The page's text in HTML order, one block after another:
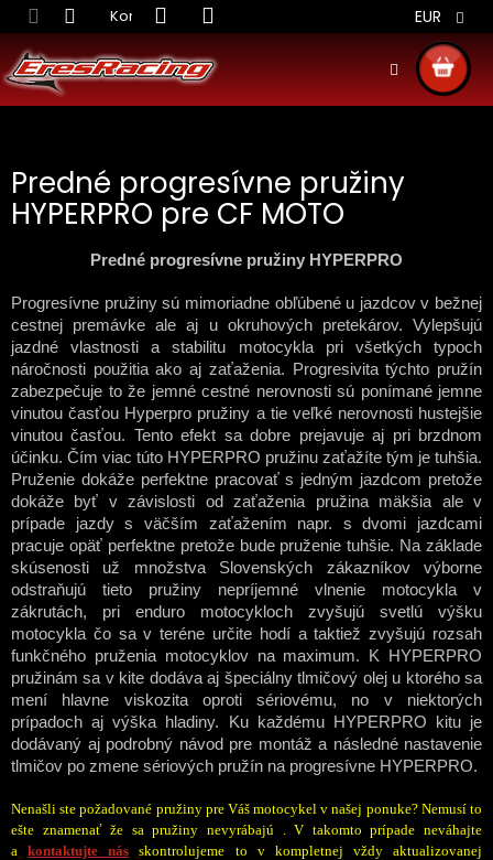
Prejsť
na
obsah
Kontakt Obchodné podmienky Doprava
EUR
KOŠÍK
Predné progresívne pružiny
HYPERPRO pre CF MOTO
Predné progresívne pružiny HYPERPRO
Progresívne pružiny sú mimoriadne obľúbené u jazdcov v bežnej
cestnej premávke ale aj u okruhových pretekárov. Vylepšujú
jazdné vlastnosti a stabilitu motocykla pri všetkých typoch
náročnosti použitia ako aj zaťaženia. Progresivita týchto pružín
zabezpečuje to že jemné cestné nerovnosti sú ponímané jemne
vinutou časťou Hyperpro pružiny a tie veľké nerovnosti hustejšie
vinutou časťou. Tento efekt sa dobre prejavuje aj pri brzdnom
účinku. Čím viac túto HYPERPRO pružinu zaťažíte tým je tuhšia.
Pruženie dokáže perfektne pracovať s jedným jazdcom pretože
dokáže byť v závislosti od zaťaženia pružina mäkšia ale v
prípade jazdy s väčším zaťažením napr. s dvomi jazdcami
pracuje opäť perfektne pretože bude pruženie tuhšie. Na základe
skúsenosti už množstva Slovenských zákazníkov výborne
odstraňujú tieto pružiny nepríjemné vlnenie motocykla v
zákrutách, pri enduro motocykloch zvyšujú svetlú výšku
motocykla čo sa v teréne určite hodí a taktiež zvyšujú rozsah
funkčného pruženia motocyklov na maximum. K HYPERPRO
pružinám sa v kite dodáva aj špeciálny tlmičový olej u ktorého sa
mení hlavne viskozita oproti sériovému, no v niektorých
prípadoch aj výška hladiny. Ku každému HYPERPRO kitu je
dodávaný aj podrobný návod pre montáž a následné nastavenie
tlmičov po zmene sériových pružín na progresívne HYPERPRO.
Nenašli ste požadované pružiny pre Váš motocykel v našej ponuke? Nemusí to
ešte znamenať že sa pružiny nevyrábajú . V takomto prípade neváhajte
a
kontaktujte nás
skontrolujeme to v kompletnej vždy aktualizovanej